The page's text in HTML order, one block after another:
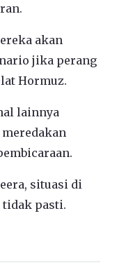
akan
jika perang
Hormuz.
lainnya
situasi di
tidak pasti.